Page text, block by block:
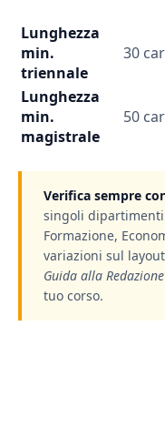
Lunghezza
min.
triennale
30
Lunghezza
min.
magistrale
50
Verifica sempre
singoli dipartimenti
Formazione,
variazioni sul
Guida alla Redazione
tuo corso.